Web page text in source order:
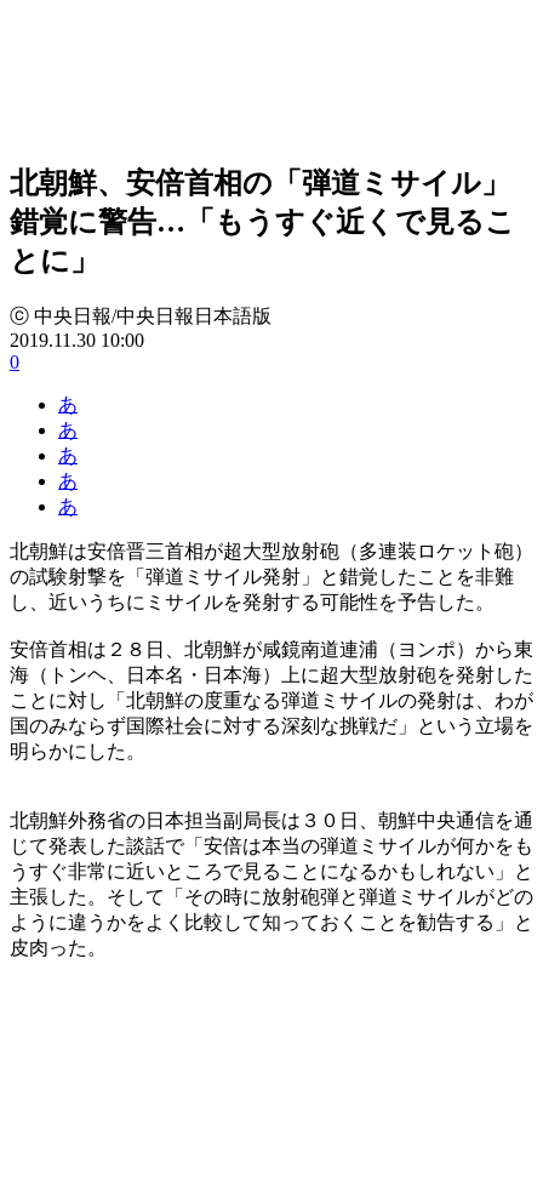
北朝鮮、安倍首相の「弾道ミサイル」
錯覚に警告…「もうすぐ近くで見るこ
とに」
ⓒ 中央日報/中央日報日本語版
2019.11.30 10:00
0
あ
あ
あ
あ
あ
北朝鮮は安倍晋三首相が超大型放射砲（多連装ロケット砲）
の試験射撃を「弾道ミサイル発射」と錯覚したことを非難
し、近いうちにミサイルを発射する可能性を予告した。
安倍首相は２８日、北朝鮮が咸鏡南道連浦（ヨンポ）から東
海（トンヘ、日本名・日本海）上に超大型放射砲を発射した
ことに対し「北朝鮮の度重なる弾道ミサイルの発射は、わが
国のみならず国際社会に対する深刻な挑戦だ」という立場を
明らかにした。
北朝鮮外務省の日本担当副局長は３０日、朝鮮中央通信を通
じて発表した談話で「安倍は本当の弾道ミサイルが何かをも
うすぐ非常に近いところで見ることになるかもしれない」と
主張した。そして「その時に放射砲弾と弾道ミサイルがどの
ように違うかをよく比較して知っておくことを勧告する」と
皮肉った。